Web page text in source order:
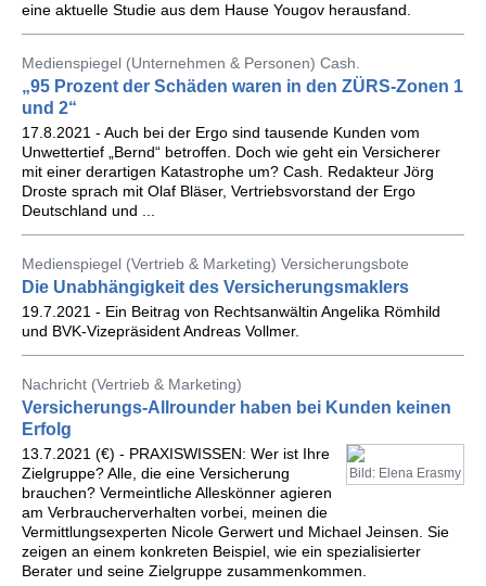
eine aktuelle Studie aus dem Hause Yougov herausfand.
Medienspiegel (Unternehmen & Personen) Cash.
„95 Prozent der Schäden waren in den ZÜRS-Zonen 1
und 2“
17.8.2021 - Auch bei der Ergo sind tausende Kunden vom
Unwettertief „Bernd“ betroffen. Doch wie geht ein Versicherer
mit einer derartigen Katastrophe um? Cash. Redakteur Jörg
Droste sprach mit Olaf Bläser, Vertriebsvorstand der Ergo
Deutschland und ...
Medienspiegel (Vertrieb & Marketing) Versicherungsbote
Die Unabhängigkeit des Versicherungsmaklers
19.7.2021 - Ein Beitrag von Rechtsanwältin Angelika Römhild
und BVK-Vizepräsident Andreas Vollmer.
Nachricht (Vertrieb & Marketing)
Versicherungs-Allrounder haben bei Kunden keinen
Erfolg
Bild: Elena Erasmy
13.7.2021 (€) - PRAXISWISSEN: Wer ist Ihre
Zielgruppe? Alle, die eine Versicherung
brauchen? Vermeintliche Alleskönner agieren
am Verbraucherverhalten vorbei, meinen die
Vermittlungsexperten Nicole Gerwert und Michael Jeinsen. Sie
zeigen an einem konkreten Beispiel, wie ein spezialisierter
Berater und seine Zielgruppe zusammenkommen.